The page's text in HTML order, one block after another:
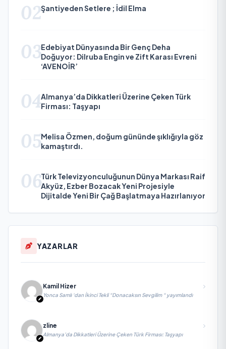
02Şantiyeden Setlere ; İdil Elma
03Edebiyat Dünyasında Bir Genç Deha
Doğuyor: Dilruba Engin ve Zift Karası Evreni
‘AVENOİR’
04Almanya’da Dikkatleri Üzerine Çeken Türk
Firması: Taşyapı
05Melisa Özmen, doğum gününde şıklığıyla göz
kamaştırdı.
06Türk Televizyonculuğunun Dünya Markası Raif
Akyüz, Ezber Bozacak Yeni Projesiyle
Dijitalde Yeni Bir Çağ Başlatmaya Hazırlanıyor
YAZARLAR
Kamil Hizer
Yonca Samlı ‘dan İkinci Tekli “Donacaksın Sevgilim “ yayımlandı
zline
Almanya’da Dikkatleri Üzerine Çeken Türk Firması: Taşyapı